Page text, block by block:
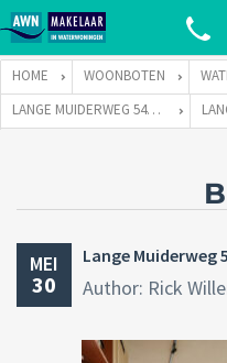
HOME WOONBOTEN
LANGE MUIDERWEG 544 TE 1382 LC WEESP
MEI
30
Lange Muiderweg
Author: Rick